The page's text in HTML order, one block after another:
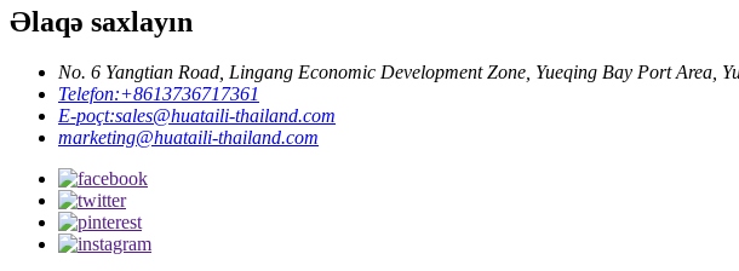
Əlaqə saxlayın
No. 6 Yangtian Road, Lingang Economic Development Zone, Yueqing Bay Port Area,
Telefon:+8613736717361
E-poçt:sales@huataili-thailand.com
marketing@huataili-thailand.com